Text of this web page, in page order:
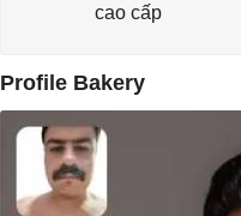
cao cấp
Profile Bakery